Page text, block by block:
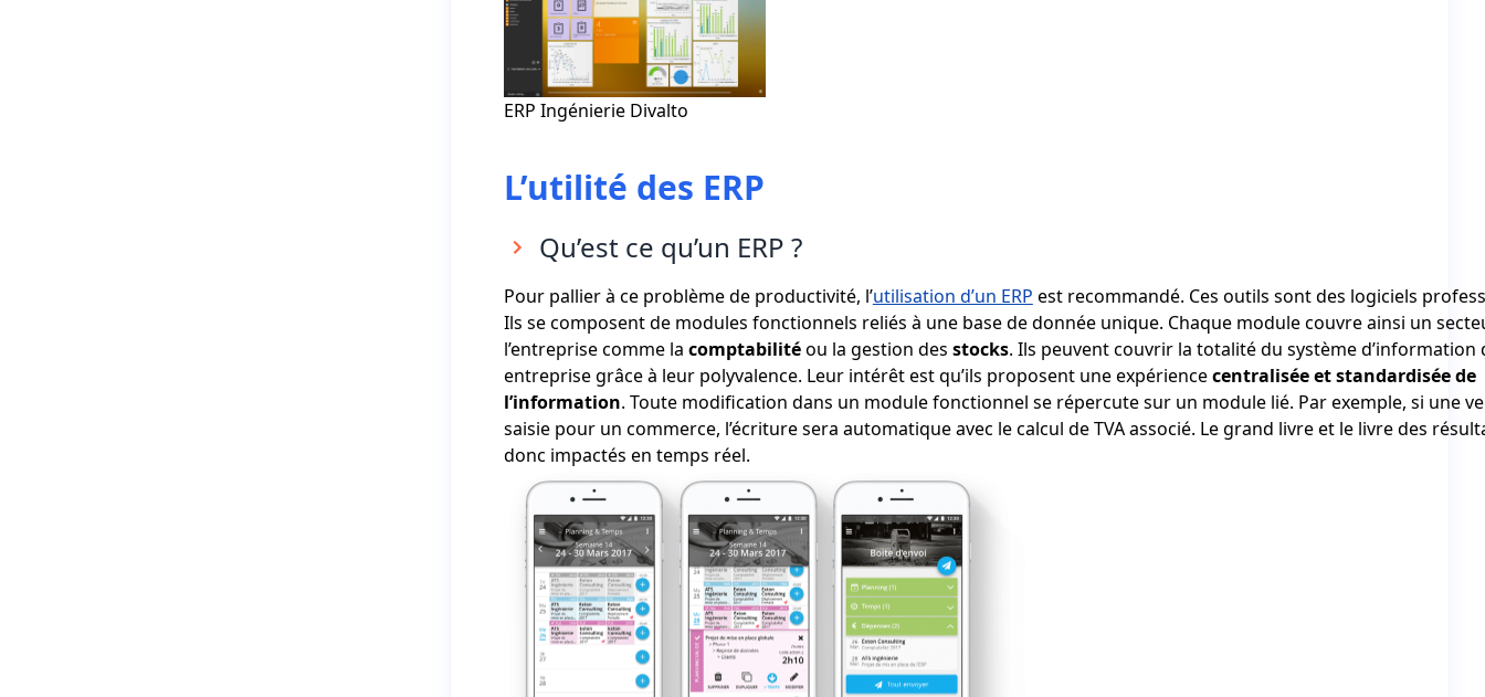
ERP Ingénierie Divalto
L’utilité des ERP
Qu’est ce qu’un ERP ?
Pour pallier à ce problème de productivité, l’utilisation d’un ERP est recommandé. Ces outils sont des logiciels
Ils se composent de modules fonctionnels reliés à une base de donnée unique. Chaque module couvre ainsi un
l’entreprise comme la comptabilitéou la gestion des stocks. Ils peuvent couvrir la totalité du système d’information
entreprise grâce à leur polyvalence. Leur intérêt est qu’ils proposent une expériencecentralisée et standardisée de
l’information. Toute modification dans un module fonctionnel se répercute sur un module lié. Par exemple, si une
saisie pour un commerce, l’écriture sera automatique avec le calcul de TVA associé. Le grand livre et le livre des
donc impactés en temps réel.